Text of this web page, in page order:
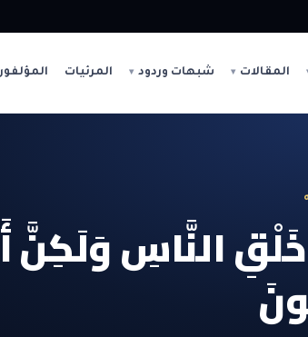
المقالات شبهات وردود المرئيات
النَّاسِ وَلَكِنَّ